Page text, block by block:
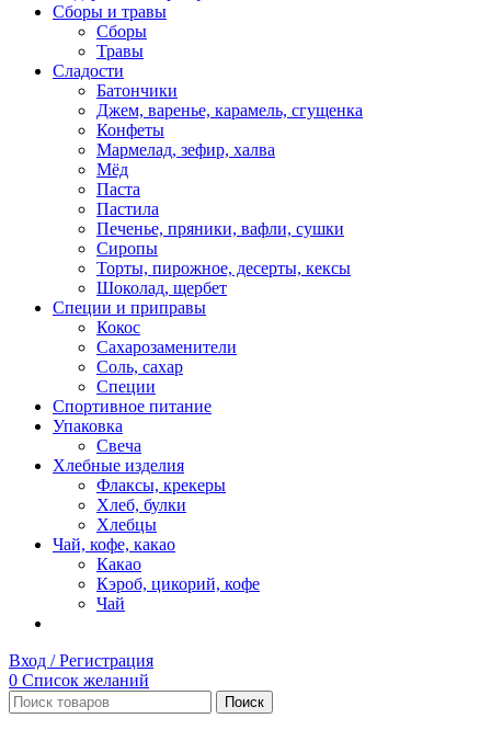
Сборы и травы
Сборы
Травы
Сладости
Батончики
Джем, варенье, карамель, сгущенка
Конфеты
Мармелад, зефир, халва
Мёд
Паста
Пастила
Печенье, пряники, вафли, сушки
Сиропы
Торты, пирожное, десерты, кексы
Шоколад, щербет
Специи и приправы
Кокос
Сахарозаменители
Соль, сахар
Специи
Спортивное питание
Упаковка
Свеча
Хлебные изделия
Флаксы, крекеры
Хлеб, булки
Хлебцы
Чай, кофе, какао
Какао
Кэроб, цикорий, кофе
Чай
Вход / Регистрация
0 Список желаний
Поиск